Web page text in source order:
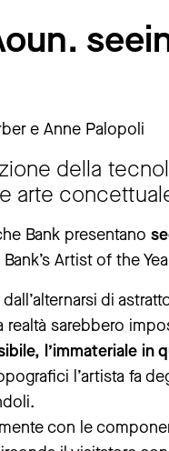
e Anne Palopoli
della
arte
Bank presentano
Artist of the
dall’alternarsi di
sarebbero
l’immateriale in
l’artista fa
con le